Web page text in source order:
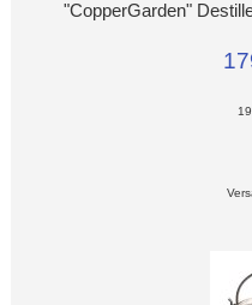
"CopperGarden"